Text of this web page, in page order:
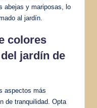
abejas y mariposas, lo
al jardín.
colores
jardín de
aspectos más
de tranquilidad. Opta